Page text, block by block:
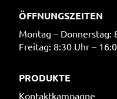
ÖFFNUNGSZEITEN
Montag – Donnerstag:
Freitag: 8:30 Uhr –
PRODUKTE
Kontaktkampagne